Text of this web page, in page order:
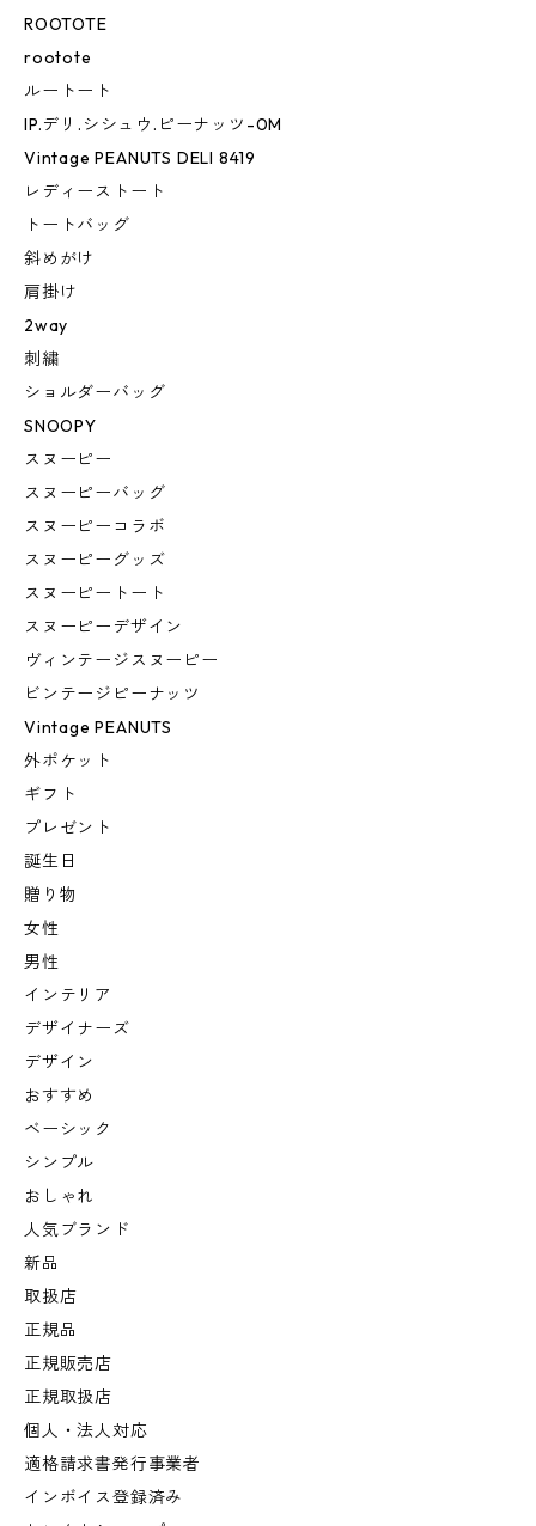
ROOTOTE
rootote
ルートート
IP.デリ.シシュウ.ピーナッツ-0M
Vintage PEANUTS DELI 8419
レディーストート
トートバッグ
斜めがけ
肩掛け
2way
刺繍
ショルダーバッグ
SNOOPY
スヌーピー
スヌーピーバッグ
スヌーピーコラボ
スヌーピーグッズ
スヌーピートート
スヌーピーデザイン
ヴィンテージスヌーピー
ビンテージピーナッツ
Vintage PEANUTS
外ポケット
ギフト
プレゼント
誕生日
贈り物
女性
男性
インテリア
デザイナーズ
デザイン
おすすめ
ベーシック
シンプル
おしゃれ
人気ブランド
新品
取扱店
正規品
正規販売店
正規取扱店
個人・法人対応
適格請求書発行事業者
インボイス登録済み